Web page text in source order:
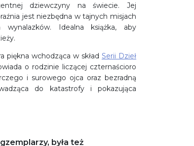
dziewczyny na świecie. Jej
jest niezbędna w tajnych misjach
Idealna książka, aby
piękna wchodząca w skład Serii Dzieł
o rodzinie liczącej czternaścioro
i surowego ojca oraz bezradną
do katastrofy i pokazująca
była też